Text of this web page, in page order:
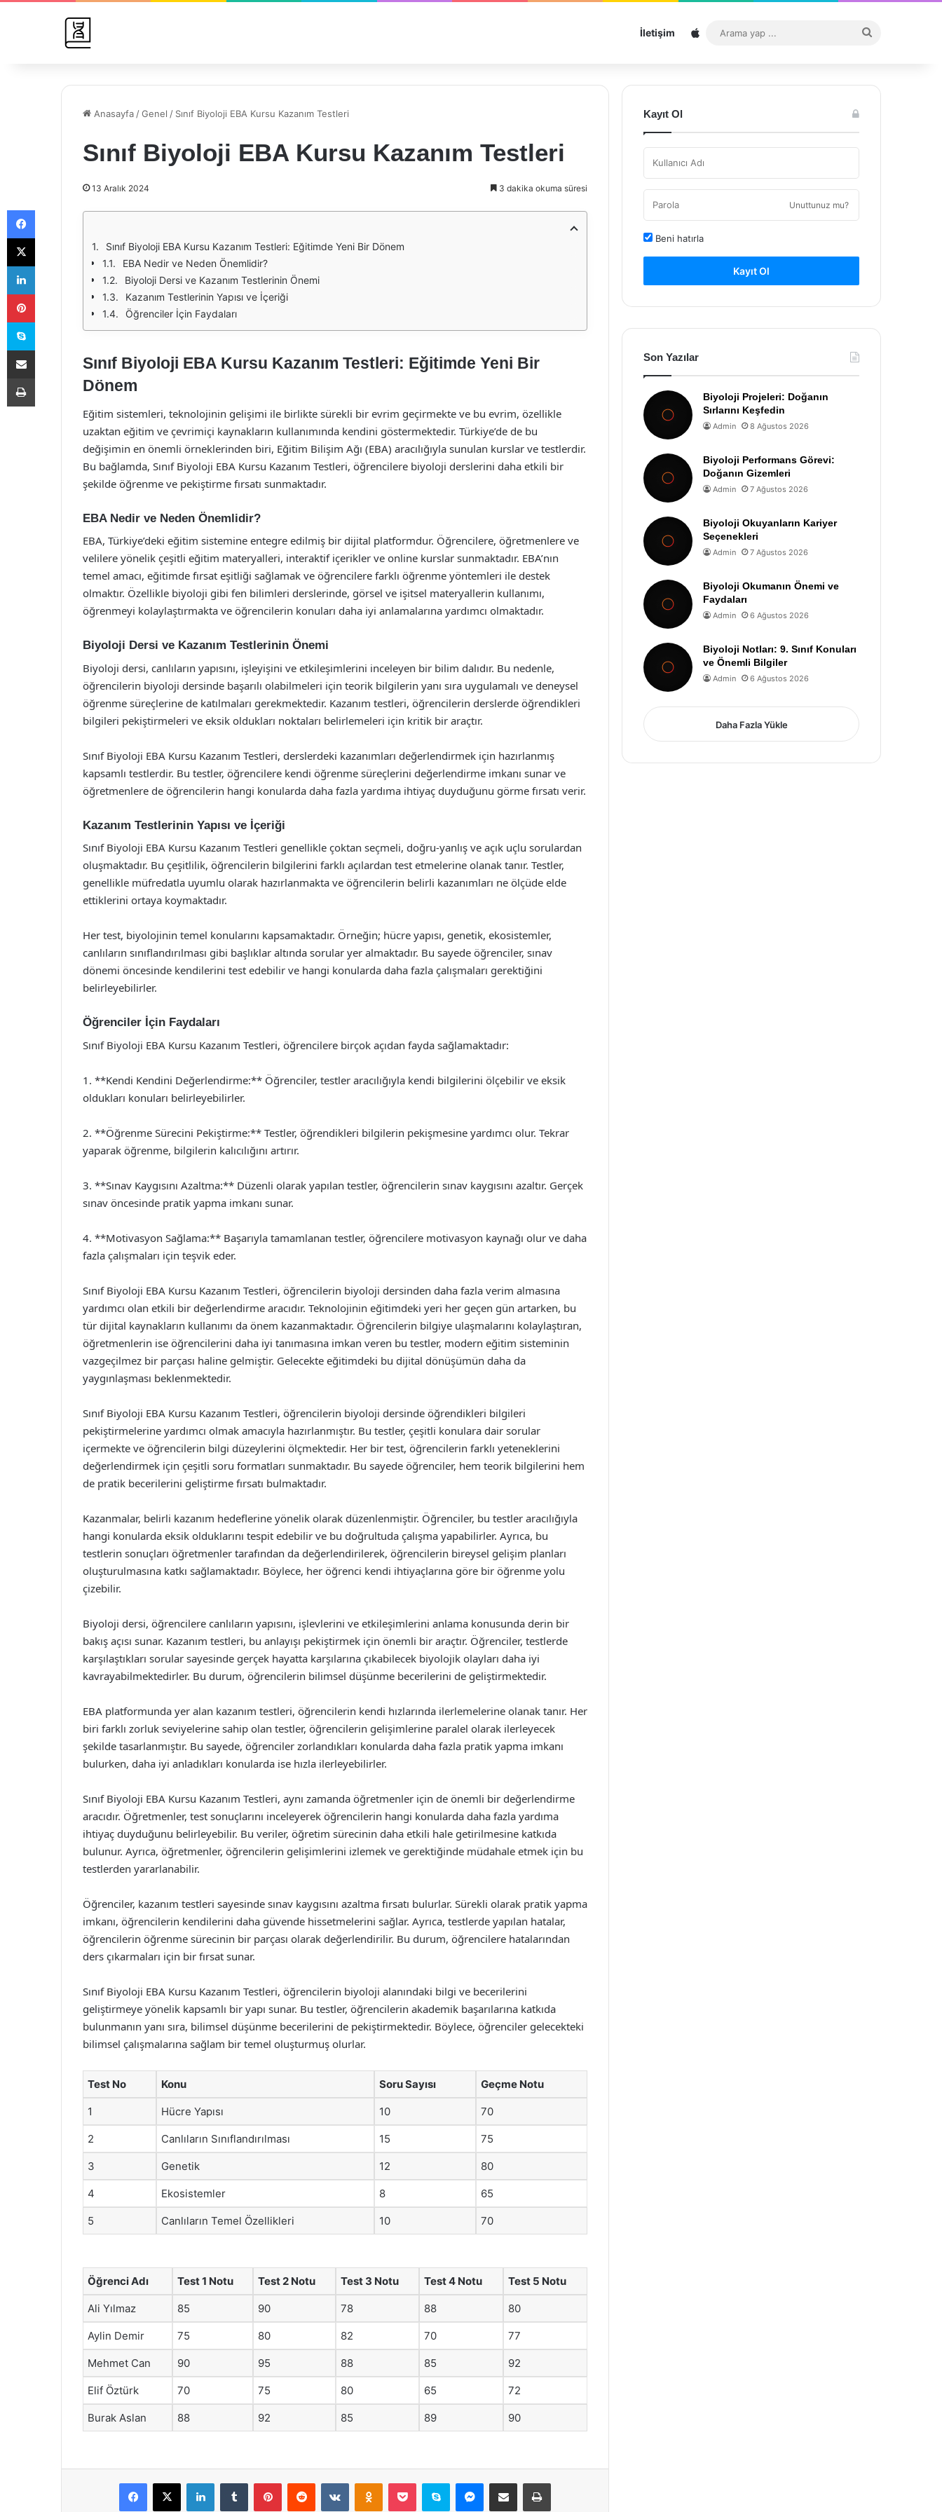
İletişim Sitemap
...
Anasayfa /Genel / Sınıf Biyoloji EBA Kursu Kazanım Testleri
Sınıf Biyoloji EBA Kursu Kazanım Testleri
13 Aralık 2024 3 dakika okuma süresi
Sınıf Biyoloji EBA Kursu Kazanım Testleri: Eğitimde Yeni Bir Dönem
EBA Nedir ve Neden Önemlidir?
Biyoloji Dersi ve Kazanım Testlerinin Önemi
Kazanım Testlerinin Yapısı ve İçeriği
Öğrenciler İçin Faydaları
Sınıf Biyoloji EBA Kursu Kazanım Testleri: Eğitimde Yeni Bir
Dönem
Eğitim sistemleri, teknolojinin gelişimi ile birlikte sürekli bir evrim geçirmekte ve bu evrim, özellikle
uzaktan eğitim ve çevrimiçi kaynakların kullanımında kendini göstermektedir. Türkiye’de de bu
değişimin en önemli örneklerinden biri, Eğitim Bilişim Ağı (EBA) aracılığıyla sunulan kurslar ve testlerdir.
Bu bağlamda, Sınıf Biyoloji EBA Kursu Kazanım Testleri, öğrencilere biyoloji derslerini daha etkili bir
şekilde öğrenme ve pekiştirme fırsatı sunmaktadır.
EBA Nedir ve Neden Önemlidir?
EBA, Türkiye’deki eğitim sistemine entegre edilmiş bir dijital platformdur. Öğrencilere, öğretmenlere ve
velilere yönelik çeşitli eğitim materyalleri, interaktif içerikler ve online kurslar sunmaktadır. EBA’nın
temel amacı, eğitimde fırsat eşitliği sağlamak ve öğrencilere farklı öğrenme yöntemleri ile destek
olmaktır. Özellikle biyoloji gibi fen bilimleri derslerinde, görsel ve işitsel materyallerin kullanımı,
öğrenmeyi kolaylaştırmakta ve öğrencilerin konuları daha iyi anlamalarına yardımcı olmaktadır.
Biyoloji Dersi ve Kazanım Testlerinin Önemi
Biyoloji dersi, canlıların yapısını, işleyişini ve etkileşimlerini inceleyen bir bilim dalıdır. Bu nedenle,
öğrencilerin biyoloji dersinde başarılı olabilmeleri için teorik bilgilerin yanı sıra uygulamalı ve deneysel
öğrenme süreçlerine de katılmaları gerekmektedir. Kazanım testleri, öğrencilerin derslerde öğrendikleri
bilgileri pekiştirmeleri ve eksik oldukları noktaları belirlemeleri için kritik bir araçtır.
Sınıf Biyoloji EBA Kursu Kazanım Testleri, derslerdeki kazanımları değerlendirmek için hazırlanmış
kapsamlı testlerdir. Bu testler, öğrencilere kendi öğrenme süreçlerini değerlendirme imkanı sunar ve
öğretmenlere de öğrencilerin hangi konularda daha fazla yardıma ihtiyaç duyduğunu görme fırsatı verir.
Kazanım Testlerinin Yapısı ve İçeriği
Sınıf Biyoloji EBA Kursu Kazanım Testleri genellikle çoktan seçmeli, doğru-yanlış ve açık uçlu sorulardan
oluşmaktadır. Bu çeşitlilik, öğrencilerin bilgilerini farklı açılardan test etmelerine olanak tanır. Testler,
genellikle müfredatla uyumlu olarak hazırlanmakta ve öğrencilerin belirli kazanımları ne ölçüde elde
ettiklerini ortaya koymaktadır.
Her test, biyolojinin temel konularını kapsamaktadır. Örneğin; hücre yapısı, genetik, ekosistemler,
canlıların sınıflandırılması gibi başlıklar altında sorular yer almaktadır. Bu sayede öğrenciler, sınav
dönemi öncesinde kendilerini test edebilir ve hangi konularda daha fazla çalışmaları gerektiğini
belirleyebilirler.
Öğrenciler İçin Faydaları
Sınıf Biyoloji EBA Kursu Kazanım Testleri, öğrencilere birçok açıdan fayda sağlamaktadır:
1. **Kendi Kendini Değerlendirme:** Öğrenciler, testler aracılığıyla kendi bilgilerini ölçebilir ve eksik
oldukları konuları belirleyebilirler.
2. **Öğrenme Sürecini Pekiştirme:** Testler, öğrendikleri bilgilerin pekişmesine yardımcı olur. Tekrar
yaparak öğrenme, bilgilerin kalıcılığını artırır.
3. **Sınav Kaygısını Azaltma:** Düzenli olarak yapılan testler, öğrencilerin sınav kaygısını azaltır. Gerçek
sınav öncesinde pratik yapma imkanı sunar.
4. **Motivasyon Sağlama:** Başarıyla tamamlanan testler, öğrencilere motivasyon kaynağı olur ve daha
fazla çalışmaları için teşvik eder.
Sınıf Biyoloji EBA Kursu Kazanım Testleri, öğrencilerin biyoloji dersinden daha fazla verim almasına
yardımcı olan etkili bir değerlendirme aracıdır. Teknolojinin eğitimdeki yeri her geçen gün artarken, bu
tür dijital kaynakların kullanımı da önem kazanmaktadır. Öğrencilerin bilgiye ulaşmalarını kolaylaştıran,
öğretmenlerin ise öğrencilerini daha iyi tanımasına imkan veren bu testler, modern eğitim sisteminin
vazgeçilmez bir parçası haline gelmiştir. Gelecekte eğitimdeki bu dijital dönüşümün daha da
yaygınlaşması beklenmektedir.
Sınıf Biyoloji EBA Kursu Kazanım Testleri, öğrencilerin biyoloji dersinde öğrendikleri bilgileri
pekiştirmelerine yardımcı olmak amacıyla hazırlanmıştır. Bu testler, çeşitli konulara dair sorular
içermekte ve öğrencilerin bilgi düzeylerini ölçmektedir. Her bir test, öğrencilerin farklı yeteneklerini
değerlendirmek için çeşitli soru formatları sunmaktadır. Bu sayede öğrenciler, hem teorik bilgilerini hem
de pratik becerilerini geliştirme fırsatı bulmaktadır.
Kazanmalar, belirli kazanım hedeflerine yönelik olarak düzenlenmiştir. Öğrenciler, bu testler aracılığıyla
hangi konularda eksik olduklarını tespit edebilir ve bu doğrultuda çalışma yapabilirler. Ayrıca, bu
testlerin sonuçları öğretmenler tarafından da değerlendirilerek, öğrencilerin bireysel gelişim planları
oluşturulmasına katkı sağlamaktadır. Böylece, her öğrenci kendi ihtiyaçlarına göre bir öğrenme yolu
çizebilir.
Biyoloji dersi, öğrencilere canlıların yapısını, işlevlerini ve etkileşimlerini anlama konusunda derin bir
bakış açısı sunar. Kazanım testleri, bu anlayışı pekiştirmek için önemli bir araçtır. Öğrenciler, testlerde
karşılaştıkları sorular sayesinde gerçek hayatta karşılarına çıkabilecek biyolojik olayları daha iyi
kavrayabilmektedirler. Bu durum, öğrencilerin bilimsel düşünme becerilerini de geliştirmektedir.
EBA platformunda yer alan kazanım testleri, öğrencilerin kendi hızlarında ilerlemelerine olanak tanır. Her
biri farklı zorluk seviyelerine sahip olan testler, öğrencilerin gelişimlerine paralel olarak ilerleyecek
şekilde tasarlanmıştır. Bu sayede, öğrenciler zorlandıkları konularda daha fazla pratik yapma imkanı
bulurken, daha iyi anladıkları konularda ise hızla ilerleyebilirler.
Sınıf Biyoloji EBA Kursu Kazanım Testleri, aynı zamanda öğretmenler için de önemli bir değerlendirme
aracıdır. Öğretmenler, test sonuçlarını inceleyerek öğrencilerin hangi konularda daha fazla yardıma
ihtiyaç duyduğunu belirleyebilir. Bu veriler, öğretim sürecinin daha etkili hale getirilmesine katkıda
bulunur. Ayrıca, öğretmenler, öğrencilerin gelişimlerini izlemek ve gerektiğinde müdahale etmek için bu
testlerden yararlanabilir.
Öğrenciler, kazanım testleri sayesinde sınav kaygısını azaltma fırsatı bulurlar. Sürekli olarak pratik yapma
imkanı, öğrencilerin kendilerini daha güvende hissetmelerini sağlar. Ayrıca, testlerde yapılan hatalar,
öğrencilerin öğrenme sürecinin bir parçası olarak değerlendirilir. Bu durum, öğrencilere hatalarından
ders çıkarmaları için bir fırsat sunar.
Sınıf Biyoloji EBA Kursu Kazanım Testleri, öğrencilerin biyoloji alanındaki bilgi ve becerilerini
geliştirmeye yönelik kapsamlı bir yapı sunar. Bu testler, öğrencilerin akademik başarılarına katkıda
bulunmanın yanı sıra, bilimsel düşünme becerilerini de pekiştirmektedir. Böylece, öğrenciler gelecekteki
bilimsel çalışmalarına sağlam bir temel oluşturmuş olurlar.
Test No Konu Soru Sayısı Geçme Notu
1 Hücre Yapısı 10 70
2 Canlıların Sınıflandırılması 15 75
3 Genetik 12 80
4 Ekosistemler 8 65
5 Canlıların Temel Özellikleri 10 70
Öğrenci Adı Test 1 Notu Test 2 Notu Test 3 Notu Test 4 Notu Test 5 Notu
Ali Yılmaz 85 90 78 88 80
Aylin Demir 75 80 82 70 77
Mehmet Can 90 95 88 85 92
Elif Öztürk 70 75 80 65 72
Burak Aslan 88 92 85 89 90
Facebook
X LinkedInTumblr PinterestReddit VKontakteOdnoklassniki
Pocket Skype Messenger
E-Posta ile paylaş Yazdır
Kayıt Ol
Unuttunuz mu?
Beni hatırla
Kayıt Ol
Son Yazılar
Biyoloji Projeleri: Doğanın
Sırlarını Keşfedin
Admin 8 Ağustos 2026
Biyoloji Performans Görevi:
Doğanın Gizemleri
Admin 7 Ağustos 2026
Biyoloji Okuyanların Kariyer
Seçenekleri
Admin 7 Ağustos 2026
Biyoloji Okumanın Önemi ve
Faydaları
Admin 6 Ağustos 2026
Biyoloji Notları: 9. Sınıf Konuları
ve Önemli Bilgiler
Admin 6 Ağustos 2026
Daha Fazla Yükle
Facebook
X
LinkedIn
Pinterest
Skype
E-Posta ile paylaş